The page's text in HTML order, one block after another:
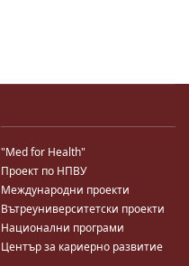
"Med for Health"
Проект по НПВУ
Международни проекти
Вътреуниверситетски проекти
Национални програми
Център за кариерно развитие